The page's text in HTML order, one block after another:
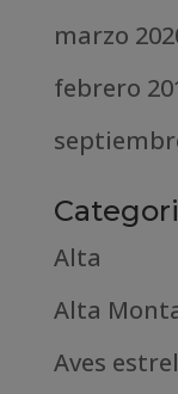
marzo
febrero
Alta
Alta
Aves